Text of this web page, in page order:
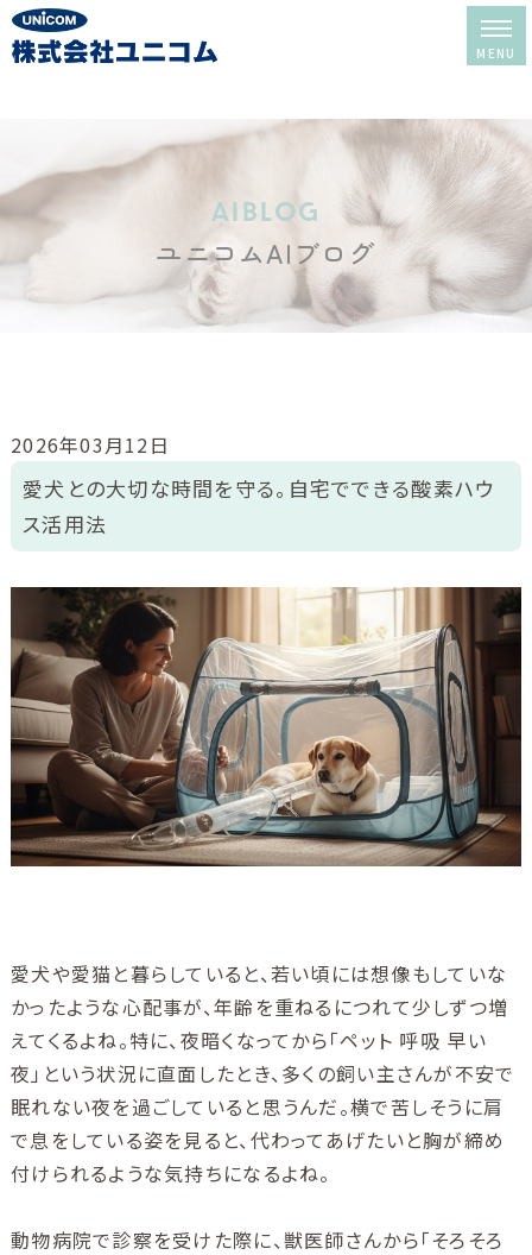
レンタル＆販売
酸素室について
酸素室の選び方
レンタルの流れ
よくある質問
ご利用ガイド
ユニコムについて
会社情報
アクセス
ブログ
酸素について
ユニコムAIブログ
aiblog
2026年03月12日
愛犬との大切な時間を守る。自宅でできる酸素ハウ
ス活用法
愛犬や愛猫と暮らしていると、若い頃には想像もしていな
かったような心配事が、年齢を重ねるにつれて少しずつ増
えてくるよね。特に、夜暗くなってから「ペット 呼吸 早い
夜」という状況に直面したとき、多くの飼い主さんが不安で
眠れない夜を過ごしていると思うんだ。横で苦しそうに肩
で息をしている姿を見ると、代わってあげたいと胸が締め
付けられるような気持ちになるよね。
動物病院で診察を受けた際に、獣医師さんから「そろそろ